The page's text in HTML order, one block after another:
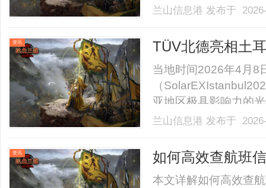
兰山信息港 发布于
资讯
TÜV北德亮相土
海
当地时间2026年4月8
（
亚地区极具影响力的
兰山信息港 发布于
资讯 如何高效查航班
本文详解如何高效查